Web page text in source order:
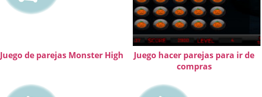
Juego de parejas Monster High
Juego hacer parejas para ir de
compras